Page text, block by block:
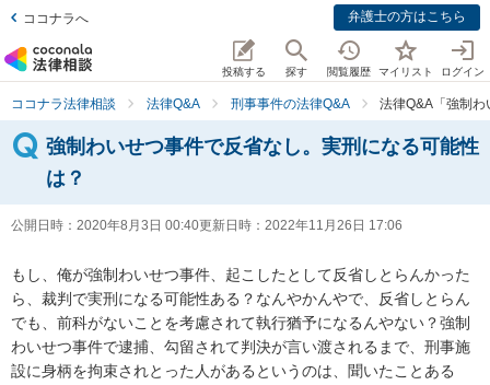
ココナラへ 弁護士の方はこちら
投稿する 探す 閲覧履歴 マイリスト ログイン
ココナラ法律相談 法律Q&A 刑事事件の法律Q&A 法律Q&A「強制
強制わいせつ事件で反省なし。実刑になる可能性
は？
公開日時： 2020年8月3日 00:40更新日時： 2022年11月26日 17:06
もし、俺が強制わいせつ事件、起こしたとして反省しとらんかった
ら、裁判で実刑になる可能性ある？なんやかんやで、反省しとらん
でも、前科がないことを考慮されて執行猶予になるんやない？強制
わいせつ事件で逮捕、勾留されて判決が言い渡されるまで、刑事施
設に身柄を拘束されとった人があるというのは、聞いたことある